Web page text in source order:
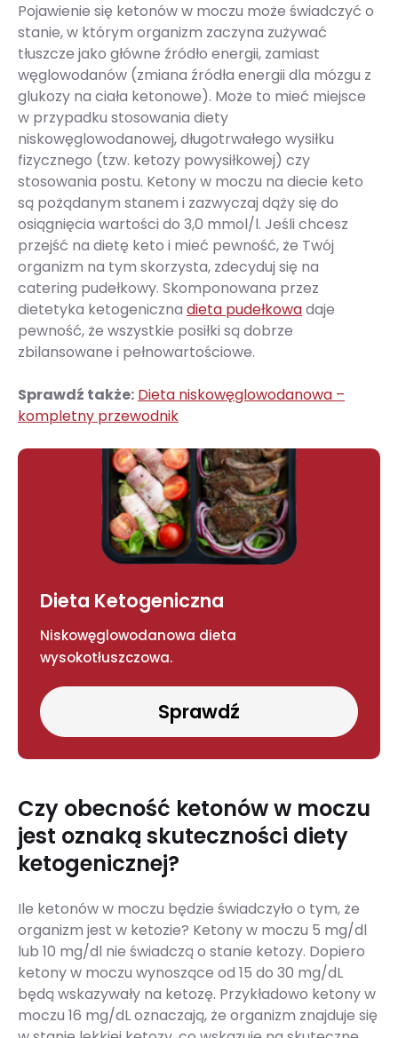
Pojawienie się ketonów w moczu może świadczyć o
stanie, w którym organizm zaczyna zużywać
tłuszcze jako główne źródło energii, zamiast
węglowodanów (zmiana źródła energii dla mózgu z
glukozy na ciała ketonowe). Może to mieć miejsce
w przypadku stosowania diety
niskowęglowodanowej, długotrwałego wysiłku
fizycznego (tzw. ketozy powysiłkowej) czy
stosowania postu. Ketony w moczu na diecie keto
są pożądanym stanem i zazwyczaj dąży się do
osiągnięcia wartości do 3,0 mmol/l. Jeśli chcesz
przejść na dietę keto i mieć pewność, że Twój
organizm na tym skorzysta, zdecyduj się na
catering pudełkowy. Skomponowana przez
dietetyka ketogeniczna dieta pudełkowadaje
pewność, że wszystkie posiłki są dobrze
zbilansowane i pełnowartościowe.
Sprawdź także: Dieta niskowęglowodanowa –
kompletny przewodnik
Dieta Ketogeniczna
Niskowęglowodanowa dieta
wysokotłuszczowa.
Sprawdź
Czy obecność ketonów w moczu
jest oznaką skuteczności diety
ketogenicznej?
Ile ketonów w moczu będzie świadczyło o tym, że
organizm jest w ketozie? Ketony w moczu 5 mg/dl
lub 10 mg/dl nie świadczą o stanie ketozy. Dopiero
ketony w moczu wynoszące od 15 do 30 mg/dL
będą wskazywały na ketozę. Przykładowo ketony w
moczu 16 mg/dL oznaczają, że organizm znajduje się